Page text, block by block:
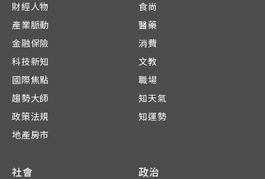
財經人物
產業脈動
金融保險
科技新知
國際焦點
趨勢大師
政策法規
地產房市
食尚
醫藥
消費
文教
職場
知天氣
知運勢
社會 政治